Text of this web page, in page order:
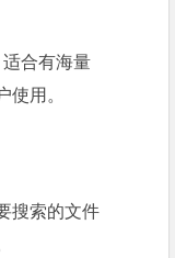
合有海量
使用。
搜索的文件